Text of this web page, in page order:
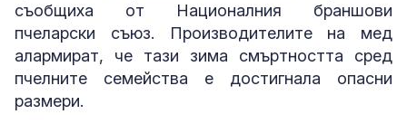
съобщиха от Националния браншови
пчеларски съюз. Производителите на мед
алармират, че тази зима смъртността сред
пчелните семейства е достигнала опасни
размери.